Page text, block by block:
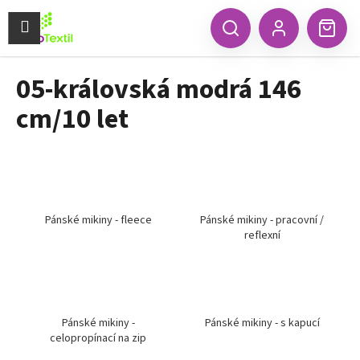
obsah
HledatPřihlášení
Menu
05-královská modrá 146
cm/10 let
Pánské mikiny - fleece
Pánské mikiny - pracovní /
reflexní
Pánské mikiny -
celopropínací na zip
Pánské mikiny - s kapucí
K
š Zpět
Zpět
C
o
p